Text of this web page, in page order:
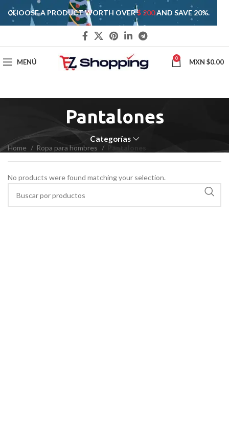
MENÚ 0 MXN $0.00
Pantalones
Categorías
Home Ropa para hombres Pantalones
No products were found matching your selection.
CHOOSE A PRODUCT WORTH OVER$ 200AND SAVE 20%.